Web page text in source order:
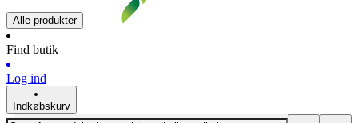
Alle produkter
Find butik
Log ind
Indkøbskurv